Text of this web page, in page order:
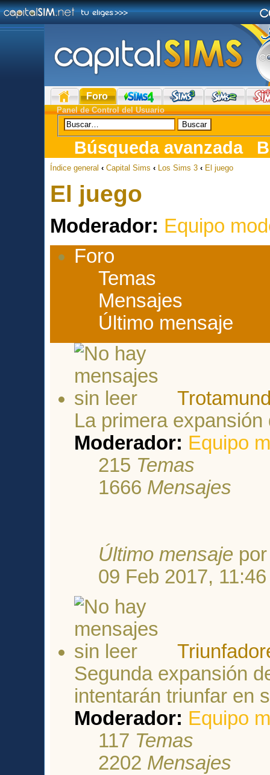
Foro
Panel de Control del Usuario
Búsqueda avanzada
Índice general ‹ Capital Sims ‹ Los Sims 3 ‹ El juego
El juego
Moderador: Equipo
Foro
Temas
Mensajes
Último mensaje
La primera
Moderador: Equipo
215 Temas
1666 Mensajes
Último mensaje
09 Feb 2017, 11:46
Segunda expansión
intentarán triunfar en
Moderador: Equipo
117 Temas
2202 Mensajes